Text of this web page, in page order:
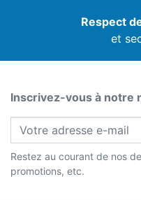
Respect
et
Inscrivez-vous à notre
Restez au courant de nos
promotions, etc.